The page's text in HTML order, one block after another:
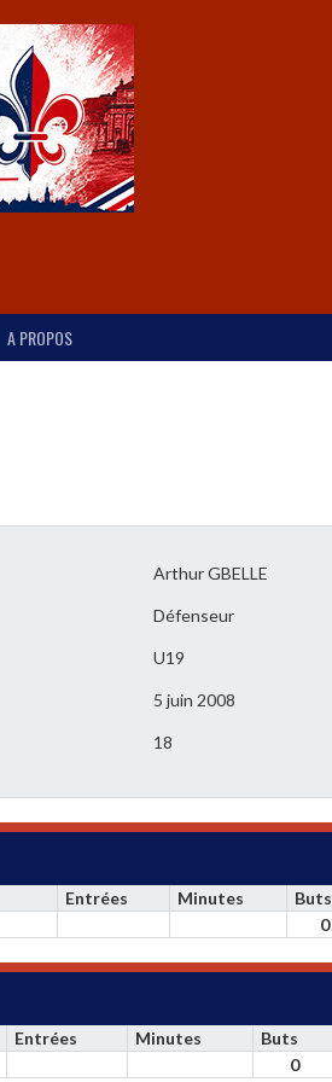
A PROPOS
Arthur GBELLE
Défenseur
U19
5 juin 2008
18
Entrées Minutes Buts
0
Entrées Minutes Buts
0